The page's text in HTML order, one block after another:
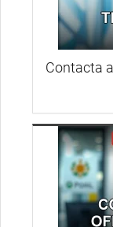
Contacta